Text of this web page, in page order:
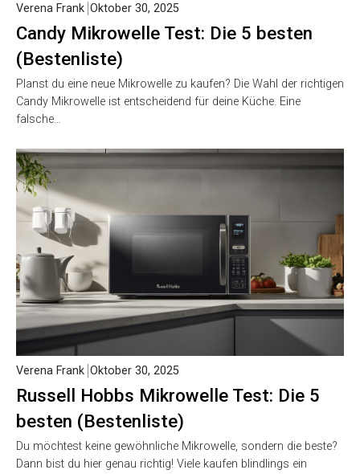
Candy Mikrowelle Test: Die 5 besten
(Bestenliste)
Verena Frank Oktober 30, 2025
Planst du eine neue Mikrowelle zu kaufen? Die Wahl der richtigen
Candy Mikrowelle ist entscheidend für deine Küche. Eine
falsche…
Russell Hobbs Mikrowelle Test: Die 5
besten (Bestenliste)
Verena Frank Oktober 30, 2025
Du möchtest keine gewöhnliche Mikrowelle, sondern die beste?
Dann bist du hier genau richtig! Viele kaufen blindlings ein